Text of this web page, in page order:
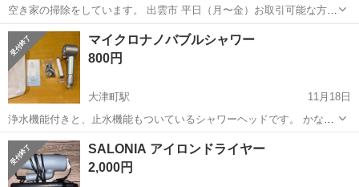
空き家の掃除をしています。 出雲市 平日（月〜金）お取引可能な方お
願いします。 土日祝日✖️
島根 松江市 松江しんじ湖温泉駅
マイクロナノバブルシャワー
800円
大津町駅
11月18日
浄水機能付きと、止水機能もついているシャワーヘッドです。 かなり
節水できると思いますが、我が家の湯沸かし器には合いませんでし
た。 2日間使用です。
島根 出雲市 美容家電 湯沸かし器
SALONIA アイロンドライヤー
2,000円